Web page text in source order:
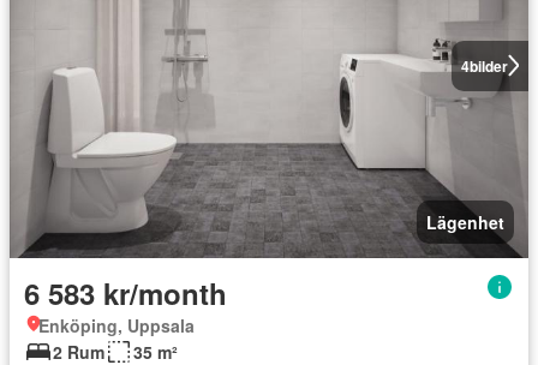
4bilder
Lägenhet
6 583 kr/month
Enköping, Uppsala
2 Rum
35 m²